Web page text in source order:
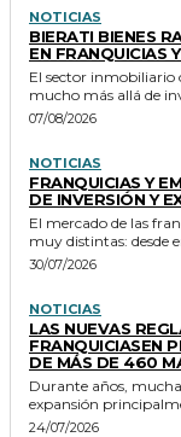
NOTICIAS
BIERATI BIENES
EN FRANQUICIAS
El sector inmobiliario
mucho más allá de
07/08/2026
NOTICIAS
FRANQUICIAS Y
DE INVERSIÓN Y
El mercado de las
muy distintas: desde
30/07/2026
NOTICIAS
LAS NUEVAS
FRANQUICIASEN
DE MÁS DE 460
Durante años,
expansión
24/07/2026